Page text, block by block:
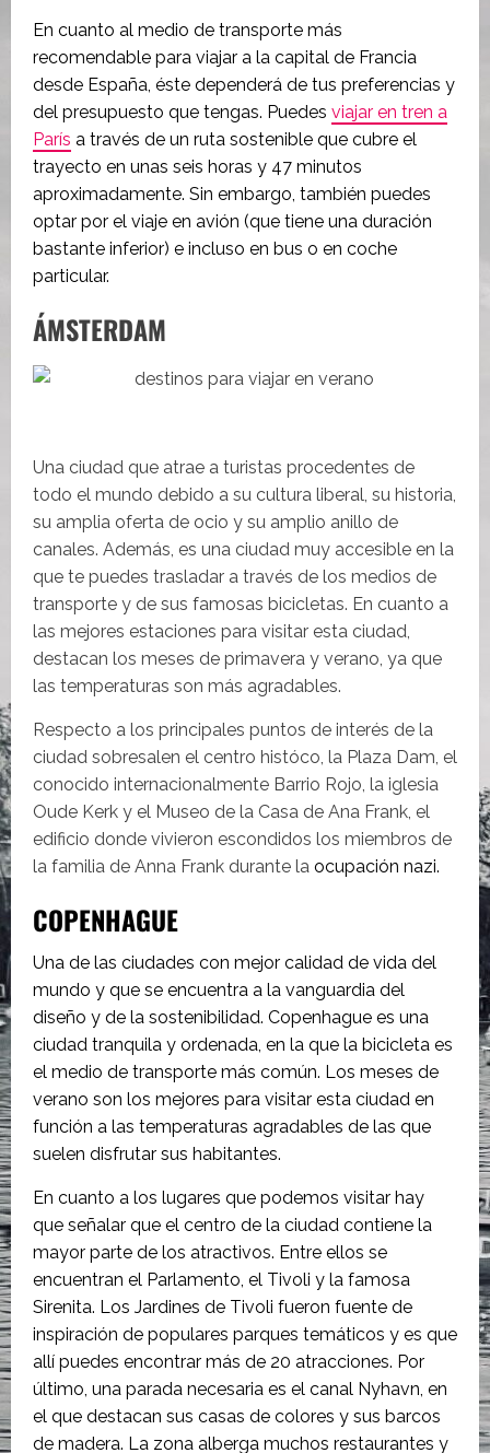
En cuanto al medio de transporte más
recomendable para viajar a la capital de Francia
desde España, éste dependerá de tus preferencias y
del presupuesto que tengas. Puedes viajar en tren a
París a través de un ruta sostenible que cubre el
trayecto en unas seis horas y 47 minutos
aproximadamente. Sin embargo, también puedes
optar por el viaje en avión (que tiene una duración
bastante inferior) e incluso en bus o en coche
particular.
ÁMSTERDAM
Una ciudad que atrae a turistas procedentes de
todo el mundo debido a su cultura liberal, su historia,
su amplia oferta de ocio y su amplio anillo de
canales. Además, es una ciudad muy accesible en la
que te puedes trasladar a través de los medios de
transporte y de sus famosas bicicletas. En cuanto a
las mejores estaciones para visitar esta ciudad,
destacan los meses de primavera y verano, ya que
las temperaturas son más agradables.
Respecto a los principales puntos de interés de la
ciudad sobresalen el centro históco, la Plaza Dam, el
conocido internacionalmente Barrio Rojo, la iglesia
Oude Kerk y el Museo de la Casa de Ana Frank, el
edificio donde vivieron escondidos los miembros de
la familia de Anna Frank durante la ocupación nazi.
COPENHAGUE
Una de las ciudades con mejor calidad de vida del
mundo y que se encuentra a la vanguardia del
diseño y de la sostenibilidad. Copenhague es una
ciudad tranquila y ordenada, en la que la bicicleta es
el medio de transporte más común. Los meses de
verano son los mejores para visitar esta ciudad en
función a las temperaturas agradables de las que
suelen disfrutar sus habitantes.
En cuanto a los lugares que podemos visitar hay
que señalar que el centro de la ciudad contiene la
mayor parte de los atractivos. Entre ellos se
encuentran el Parlamento, el Tivoli y la famosa
Sirenita. Los Jardines de Tivoli fueron fuente de
inspiración de populares parques temáticos y es que
allí puedes encontrar más de 20 atracciones. Por
último, una parada necesaria es el canal Nyhavn, en
el que destacan sus casas de colores y sus barcos
de madera. La zona alberga muchos restaurantes y